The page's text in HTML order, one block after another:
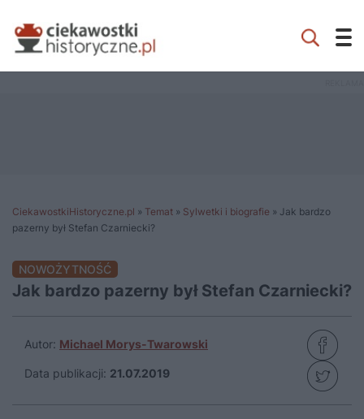
CiekawostkiHistoryczne.pl » Temat » Sylwetki i biografie » Jak bardzo
pazerny był Stefan Czarniecki?
NOWOŻYTNOŚĆ
Jak bardzo pazerny był Stefan Czarniecki?
Autor: Michael Morys-Twarowski
Data publikacji: 21.07.2019